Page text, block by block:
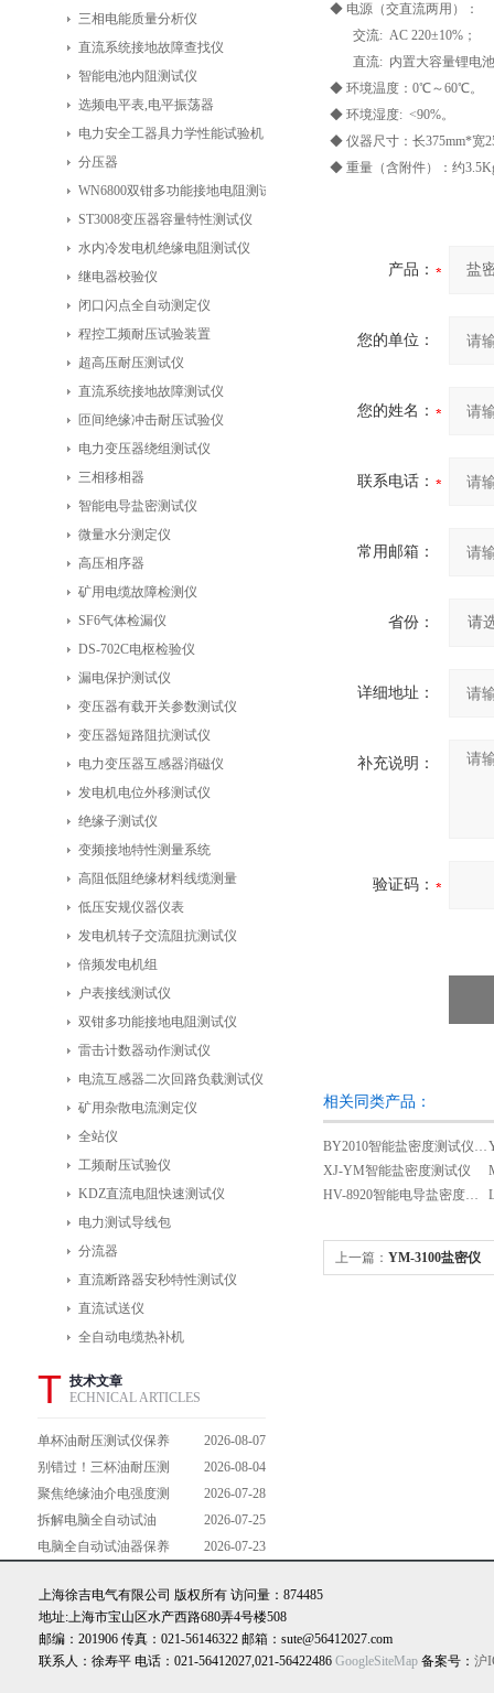
三相电能质量分析仪
直流系统接地故障查找仪
智能电池内阻测试仪
选频电平表,电平振荡器
电力安全工器具力学性能试验机
分压器
WN6800双钳多功能接地电阻测试仪
ST3008变压器容量特性测试仪
水内冷发电机绝缘电阻测试仪
继电器校验仪
闭口闪点全自动测定仪
程控工频耐压试验装置
超高压耐压测试仪
直流系统接地故障测试仪
匝间绝缘冲击耐压试验仪
电力变压器绕组测试仪
三相移相器
智能电导盐密测试仪
微量水分测定仪
高压相序器
矿用电缆故障检测仪
SF6气体检漏仪
DS-702C电枢检验仪
漏电保护测试仪
变压器有载开关参数测试仪
变压器短路阻抗测试仪
电力变压器互感器消磁仪
发电机电位外移测试仪
绝缘子测试仪
变频接地特性测量系统
高阻低阻绝缘材料线缆测量
低压安规仪器仪表
发电机转子交流阻抗测试仪
倍频发电机组
户表接线测试仪
双钳多功能接地电阻测试仪
雷击计数器动作测试仪
电流互感器二次回路负载测试仪
矿用杂散电流测定仪
全站仪
工频耐压试验仪
KDZ直流电阻快速测试仪
电力测试导线包
分流器
直流断路器安秒特性测试仪
直流试送仪
全自动电缆热补机
T 技术文章
ECHNICAL ARTICLES
单杯油耐压测试仪保养
避坑指南：细节做到
位，设备不闹脾气
2026-08-07
别错过！三杯油耐压测
试仪操作流程全解析，
一步到位不踩坑
2026-08-04
聚焦绝缘油介电强度测
试仪：那些决定检测效
能的关键特点
2026-07-28
拆解电脑全自动试油
器：核心组成部件，藏
2026-07-25
电脑全自动试油器保养
寿命的实用技巧
2026-07-23
◆ 电源（交直流两用）：
交流: AC 220±10%；
直流: 内置大容量锂电
◆ 环境温度：0℃～60℃。
◆ 环境湿度: <90%。
◆ 仪器尺寸：长375mm*宽
◆ 重量（含附件）：约
产品：
您的单位：
您的姓名：
联系电话：
常用邮箱：
省份：
详细地址：
补充说明：
验证码：
相关同类产品：
BY2010智能盐密度测试仪（新型）
XJ-YM智能盐密度测试仪
HV-8920智能电导盐密度测试仪
上一篇： YM-3100盐密仪
上海徐吉电气有限公司 版权所有 访问量：874485
地址:上海市宝山区水产西路680弄4号楼508
邮编：201906 传真：021-56146322 邮箱：sute@56412027.com
联系人：徐寿平 电话：021-56412027,021-56422486 GoogleSiteMap 备案号： 沪